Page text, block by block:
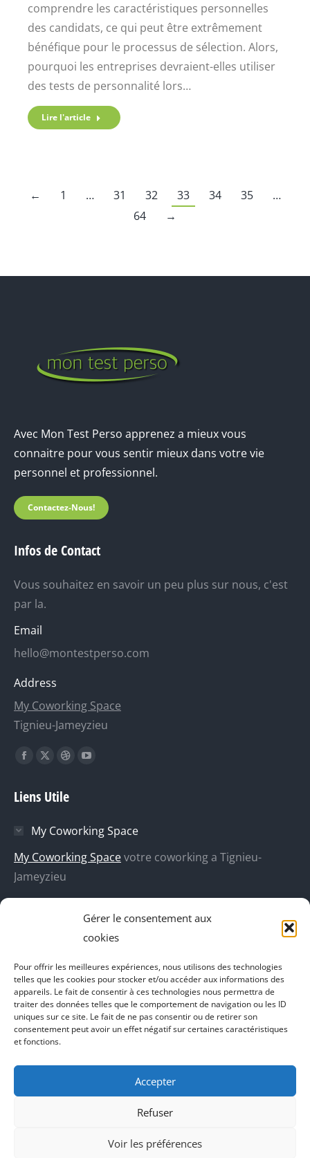
Gérer le consentement aux
cookies
Pour offrir les meilleures expériences, nous utilisons des technologies
telles que les cookies pour stocker et/ou accéder aux informations des
appareils. Le fait de consentir à ces technologies nous permettra de
traiter des données telles que le comportement de navigation ou les ID
uniques sur ce site. Le fait de ne pas consentir ou de retirer son
consentement peut avoir un effet négatif sur certaines caractéristiques
et fonctions.
Accepter
Refuser
Voir les préférences
comprendre les caractéristiques personnelles
des candidats, ce qui peut être extrêmement
bénéfique pour le processus de sélection. Alors,
pourquoi les entreprises devraient-elles utiliser
des tests de personnalité lors…
Lire l'article
← 1 … 31 32 33 34 35
…
64
→
Avec Mon Test Perso apprenez a mieux vous
connaitre pour vous sentir mieux dans votre vie
personnel et professionnel.
Contactez-Nous!
Infos de Contact
Vous souhaitez en savoir un peu plus sur nous, c'est
par la.
Email
hello@montestperso.com
Address
My Coworking Space
Tignieu-Jameyzieu
Trouvez nous sur :
La
Facebook
dans
une
nouvelle
La
X
dans
une
nouvelle
La
Dribble
dans
une
nouvelle
La
dans
une
Liens Utile
My Coworking Space
My Coworking Spacevotre coworking a Tignieu-
Jameyzieu
Agence de communication Akinai
Vecteur de croissance
L'instant Ki
Il parlent de vous